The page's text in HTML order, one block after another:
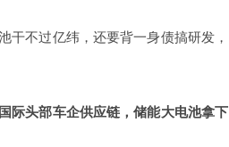
干不过亿纬，还要背一身债搞研发，
际头部车企供应链，储能大电池拿下